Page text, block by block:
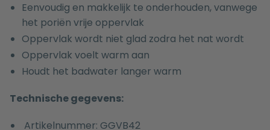
Eenvoudig en makkelijk te onderhouden, vanwege
het poriën vrije oppervlak
Oppervlak wordt niet glad zodra het nat wordt
Oppervlak voelt warm aan
Houdt het badwater langer warm
Technische gegevens:
Artikelnummer: GGVB42